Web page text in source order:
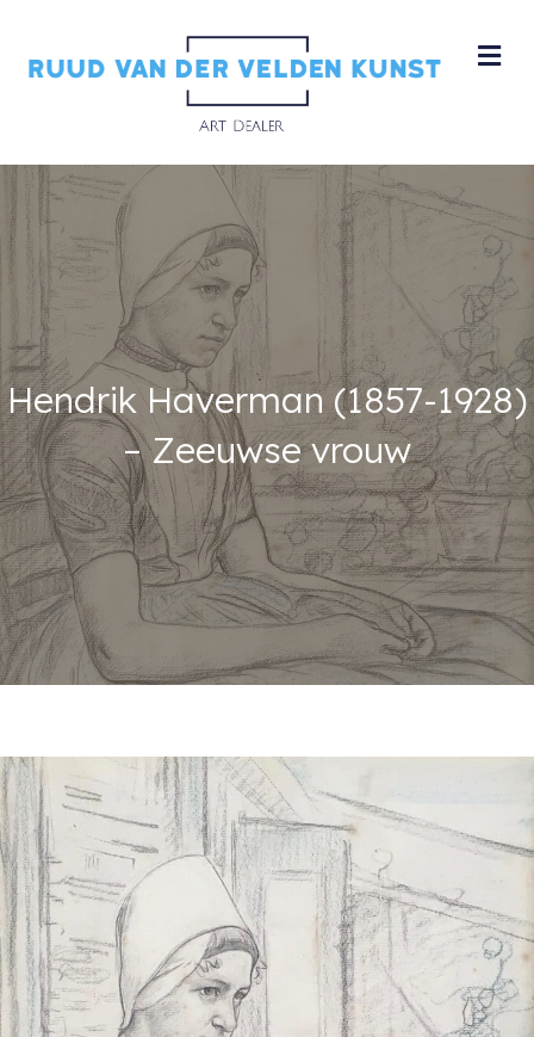
Hendrik Haverman (1857-1928)
– Zeeuwse vrouw